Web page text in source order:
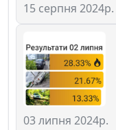
15 серпня 2024р.
03 липня 2024р.